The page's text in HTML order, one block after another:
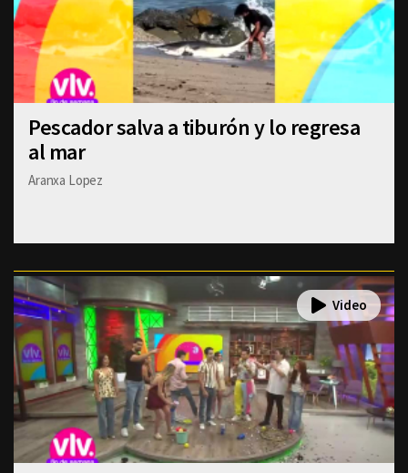
Pescador salva a tiburón y lo regresa
al mar
Aranxa Lopez